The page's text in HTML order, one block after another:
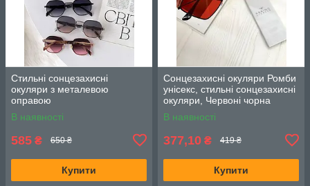
Стильні сонцезахисні
окуляри з металевою
оправою
В наявності
585 ₴ 650 ₴
Купити
Сонцезахисні окуляри Ромби
унісекс, стильні сонцезахисні
окуляри, Червоні чорна
оправа
В наявності
377,10 ₴ 419 ₴
Купити